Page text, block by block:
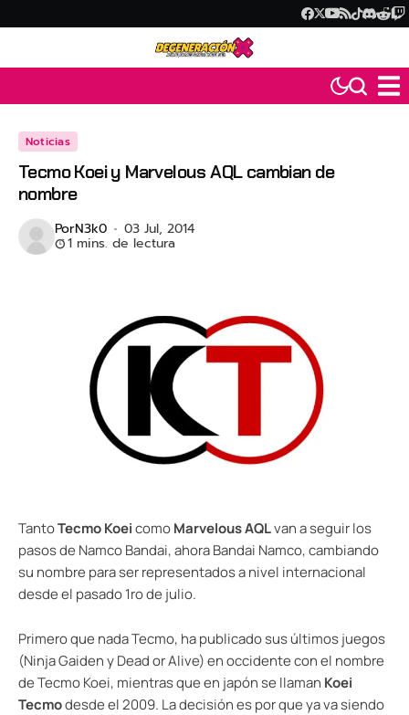
Noticias
Tecmo Koei y Marvelous AQL cambian de
nombre
PorN3k0 03 Jul, 2014
1 mins. de lectura
TantoTecmo KoeicomoMarvelous AQLvan a seguir los
pasos de Namco Bandai, ahora Bandai Namco, cambiando
su nombre para ser representados a nivel internacional
desde el pasado 1ro de julio.
Primero que nada Tecmo, ha publicado sus últimos juegos
(Ninja Gaiden y Dead or Alive) en occidente con el nombre
de Tecmo Koei, mientras que en japón se llaman Koei
Tecmodesde el 2009. La decisión es por que ya va siendo